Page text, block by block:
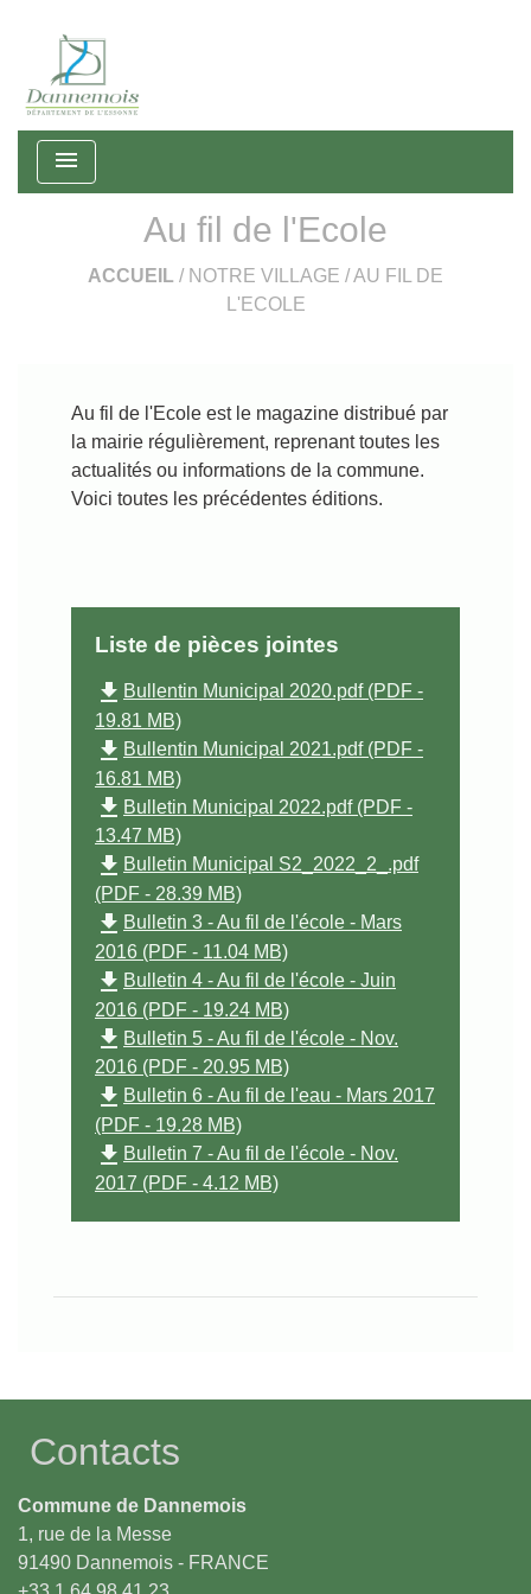
menu
Au fil de l'Ecole
ACCUEIL / NOTRE VILLAGE /AU FIL DE
L'ECOLE
Au fil de l'Ecole est le magazine distribué par
la mairie régulièrement, reprenant toutes les
actualités ou informations de la commune.
Voici toutes les précédentes éditions.
Liste de pièces jointes
file_download Bullentin Municipal 2020.pdf (PDF -
19.81 MB)
file_download Bullentin Municipal 2021.pdf (PDF -
16.81 MB)
file_download Bulletin Municipal 2022.pdf (PDF -
13.47 MB)
file_download Bulletin Municipal S2_2022_2_.pdf
(PDF - 28.39 MB)
file_download Bulletin 3 - Au fil de l'école - Mars
2016 (PDF - 11.04 MB)
file_download Bulletin 4 - Au fil de l'école - Juin
2016 (PDF - 19.24 MB)
file_download Bulletin 5 - Au fil de l'école - Nov.
2016 (PDF - 20.95 MB)
file_download Bulletin 6 - Au fil de l'eau - Mars 2017
(PDF - 19.28 MB)
file_download Bulletin 7 - Au fil de l'école - Nov.
2017 (PDF - 4.12 MB)
Contacts
Commune de Dannemois
1, rue de la Messe
91490 Dannemois - FRANCE